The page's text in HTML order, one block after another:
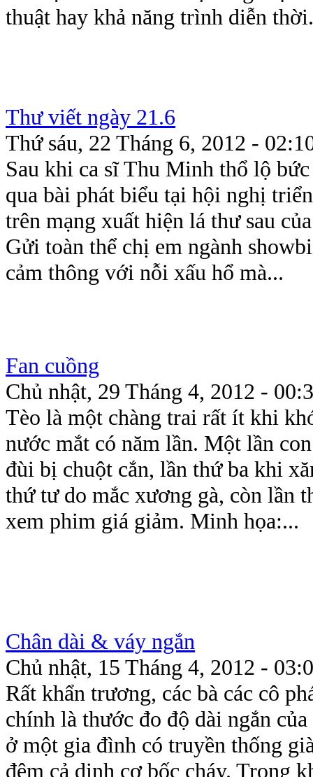
thuật hay khả năng trình diễn
Thư viết ngày 21.6
Thứ sáu, 22 Tháng 6, 2012 -
Sau khi ca sĩ Thu Minh thổ lộ
qua bài phát biểu tại hội nghị
trên mạng xuất hiện lá thư sau
Gửi toàn thể chị em ngành
cảm thông với nỗi xấu hổ mà...
Fan cuồng
Chủ nhật, 29 Tháng 4, 2012 -
Tèo là một chàng trai rất ít khi
nước mắt có năm lần. Một lần
đùi bị chuột cắn, lần thứ ba khi
thứ tư do mắc xương gà, còn lần
xem phim giá giảm. Minh họa:...
Chân dài & váy ngắn
Chủ nhật, 15 Tháng 4, 2012 -
Rất khẩn trương, các bà các cô
chính là thước đo độ dài ngắn
ở một gia đình có truyền thống
đêm cả dinh cơ bốc cháy. Trong